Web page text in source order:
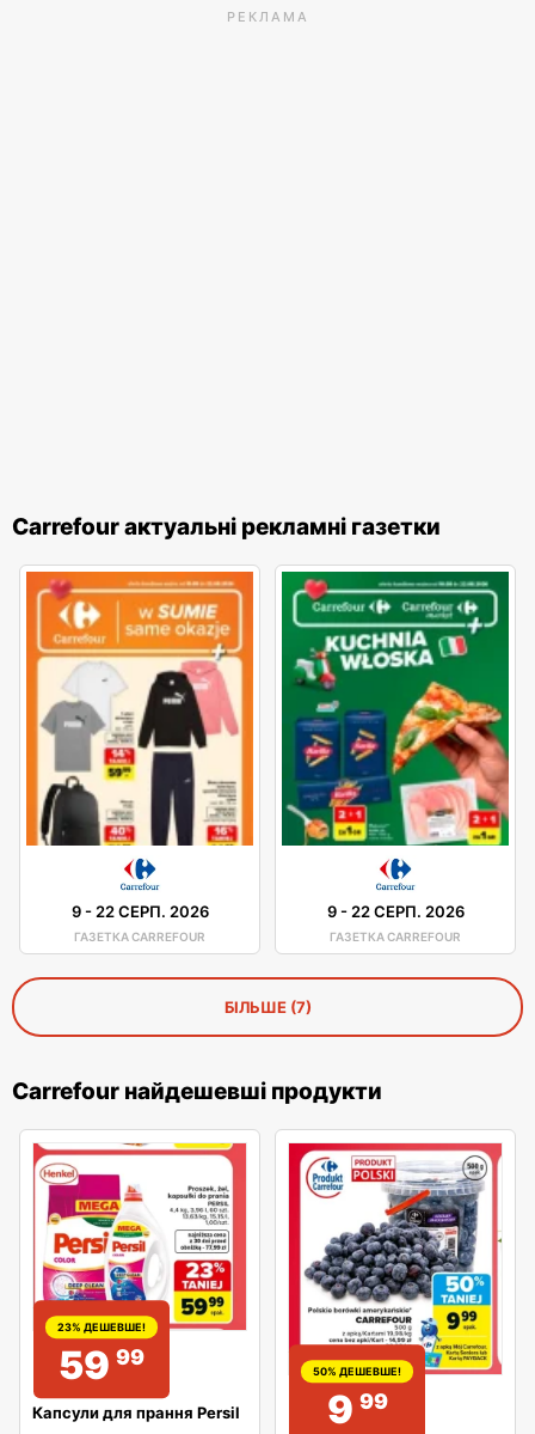
РЕКЛАМА
Carrefour актуальні рекламні газетки
9-22 СЕРП. 2026
ГАЗЕТКА CARREFOUR
9-22 СЕРП. 2026
ГАЗЕТКА CARREFOUR
БІЛЬШЕ (7)
Carrefour найдешевші продукти
23% ДЕШЕВШЕ!
59 99
Капсули для прання Persil
50% ДЕШЕВШЕ!
9 99